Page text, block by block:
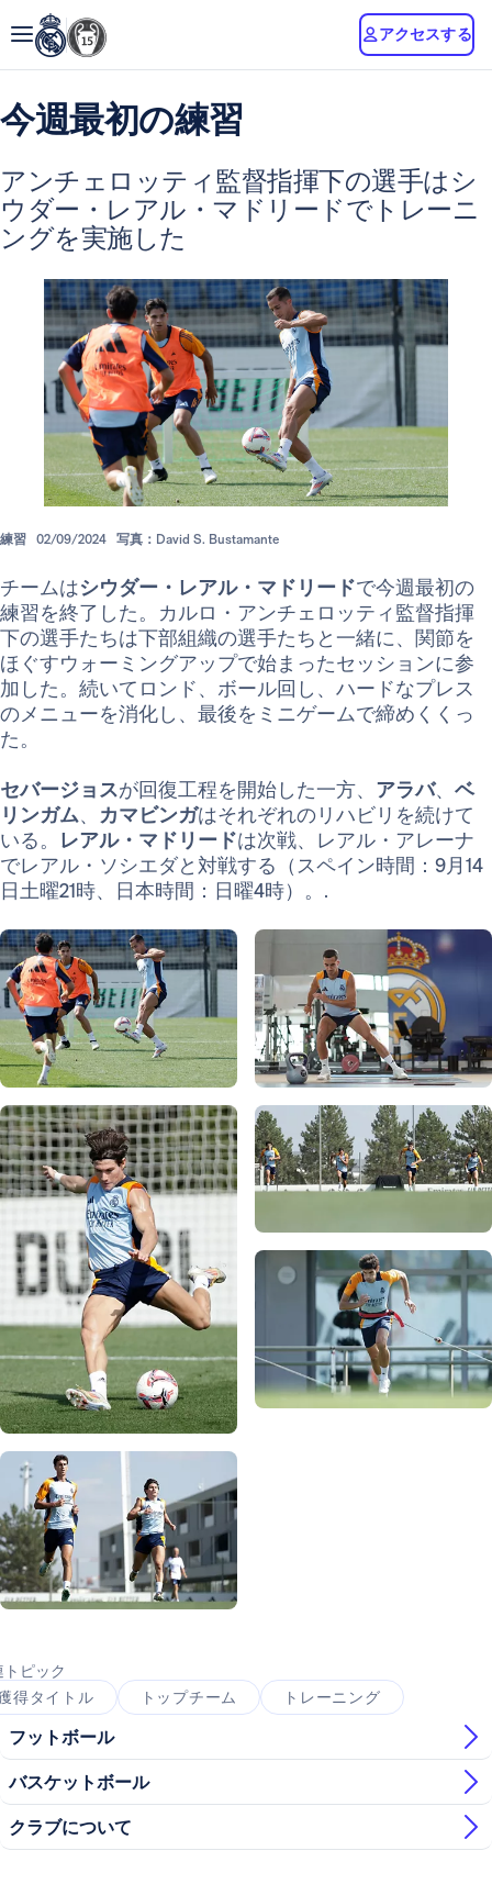
アクセスする
今週最初の練習
アンチェロッティ監督指揮下の選手はシ
ウダー・レアル・マドリードでトレーニ
ングを実施した
練習 02/09/2024 写真：David S. Bustamante
チームはシウダー・レアル・マドリードで今週最初の
練習を終了した。カルロ・アンチェロッティ監督指揮
下の選手たちは下部組織の選手たちと一緒に、関節を
ほぐすウォーミングアップで始まったセッションに参
加した。続いてロンド、ボール回し、ハードなプレス
のメニューを消化し、最後をミニゲームで締めくくっ
た。
セバージョスが回復工程を開始した一方、 アラバ、 ベ
リンガム、 カマビンガはそれぞれのリハビリを続けて
いる。 レアル・マドリードは次戦、レアル・アレーナ
でレアル・ソシエダと対戦する（スペイン時間：9月14
日土曜21時、日本時間：日曜4時）。.
トピック
得タイトル
トップチーム トレーニング
フットボール
バスケットボール
クラブについて